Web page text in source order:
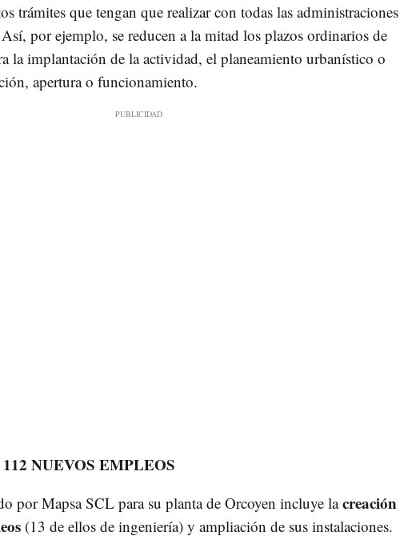
trámites que tengan que realizar con todas las administraciones
por ejemplo, se reducen a la mitad los plazos ordinarios de
la implantación de la actividad, el planeamiento urbanístico o
apertura o funcionamiento.
NUEVOS EMPLEOS
por Mapsa SCL para su planta de Orcoyen incluye lacreación
(13 de ellos de ingeniería) y ampliación de sus instalaciones.